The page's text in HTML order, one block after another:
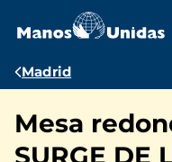
contenido
Ruta
navegación
Madrid
Mesa
SURGE DE